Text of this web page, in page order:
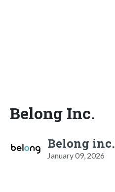
Belong Inc.
Belong inc.
January 09, 2026